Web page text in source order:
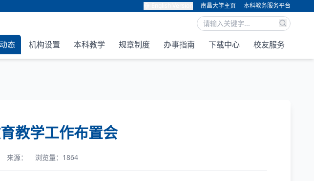
南昌大学主页 本科教务服务平台
态 机构设置 本科教学 规章制度 办事指南 下载中心 校友服务
教学工作布置会
来源： 浏览量：1864